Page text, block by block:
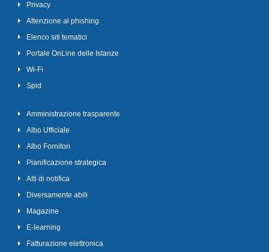
Privacy
Attenzione al phishing
Elenco siti tematici
Portale OnLine delle Istanze
Wi-Fi
Spid
Amministrazione trasparente
Albo Ufficiale
Albo Fornitori
Pianificazione strategica
Atti di notifica
Diversamente abili
Magazine
E-learning
Fatturazione elettronica